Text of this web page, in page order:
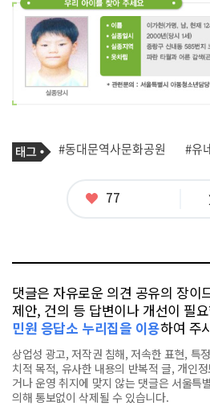
기
사
태
그
#동대문역사문화공원 #유
좋
77
댓글은 자유로운 의견 공유의 장이
제안, 건의 등 답변이나 개선이 필
민원 응답소 누리집을 이용하여 주
상업성 광고, 저작권 침해, 저속한 표현, 특
치적 목적, 유사한 내용의 반복적 글, 개인
거나 운영 취지에 맞지 않는 댓글은 서울특
의해 통보없이 삭제될 수 있습니다.